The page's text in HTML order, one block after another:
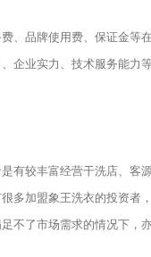
品牌使用费、保证金等
企业实力、技术服务能
较丰富经营干洗店、客
多加盟象王洗衣的投资
不了市场需求的情况下，